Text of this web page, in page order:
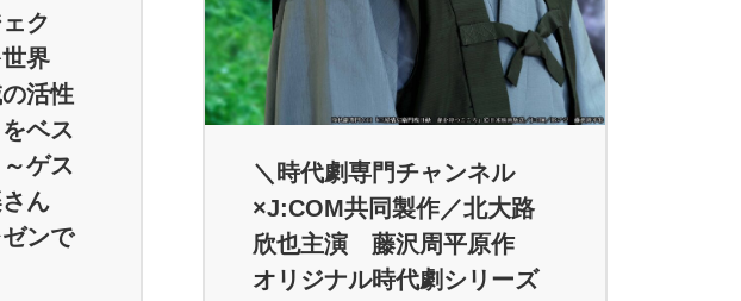
ク
界
活性
ベス
ゲス
ん
ンで
＼時代劇専門チャンネル
×J:COM共同製作／北大路
欣也主演 藤沢周平原作
オリジナル時代劇シリーズ